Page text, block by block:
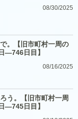
08/30/2025
。【旧市町村一周の
―746日目】
08/16/2025
う。【旧市町村一周
―745日目】